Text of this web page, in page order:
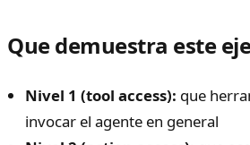
Que demuestra este
Nivel 1 (tool access): que
invocar el agente en general